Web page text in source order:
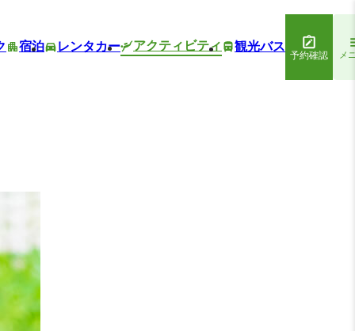
宿泊 レンタカー アクティビティ 観光バス
予約確認 メ